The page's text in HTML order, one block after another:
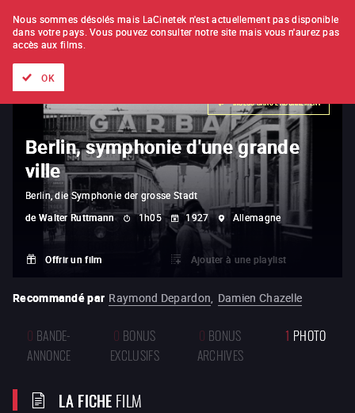
À L'UNITÉ ABONNEMENT
Berlin, symphonie d'une grande
ville
Berlin, die Symphonie der grosse Stadt
de Walter Ruttmann 1h05 1927 Allemagne
INCLUS DANS L'ABONNEMENT
Offrir un film Ajouter à une playlist
Recommandé par Raymond Depardon, Damien Chazelle
0 BANDE-
ANNONCE
0 BONUS
EXCLUSIFS
0 BONUS
ARCHIVES
1 PHOTO
LA FICHEFILM
Nous sommes désolés mais LaCinetek n'est actuellement pas disponible
dans votre pays. Vous pouvez consulter notre site mais vous n'aurez pas
accès aux films.
OK